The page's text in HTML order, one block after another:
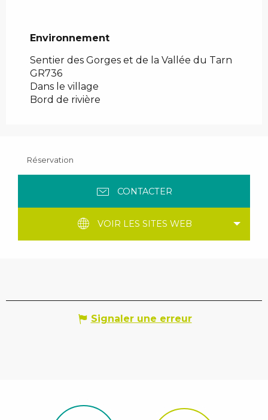
Environnement
Environnement
Sentier des Gorges et de la Vallée du Tarn
GR736
Dans le village
Bord de rivière
Réservation
CONTACTER
VOIR LES SITES WEB
Signaler une erreur